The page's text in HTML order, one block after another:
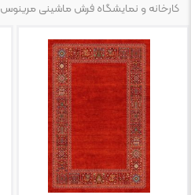
کارخانه و نمایشگاه فرش ماشینی مرینوس